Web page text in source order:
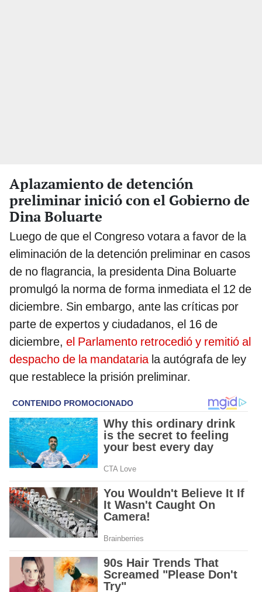
Aplazamiento de detención
preliminar inició con el Gobierno de
Dina Boluarte
Luego de que el Congreso votara a favor de la
eliminación de la detención preliminar en casos
de no flagrancia, la presidenta Dina Boluarte
promulgó la norma de forma inmediata el 12 de
diciembre. Sin embargo, ante las críticas por
parte de expertos y ciudadanos, el 16 de
diciembre, el Parlamento retrocedió y remitió al
despacho de la mandatariala autógrafa de ley
que restablece la prisión preliminar.